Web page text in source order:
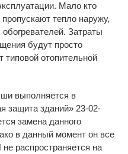
Мало кто
тепло наружу,
Затраты
будут просто
отопительной
выполняется в
защита зданий» 23-02-
замена данного
в данный момент он все
распространяется на